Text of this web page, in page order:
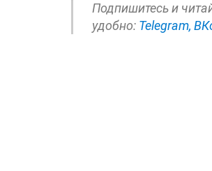
Подпишитесь и
удобно: Telegram,